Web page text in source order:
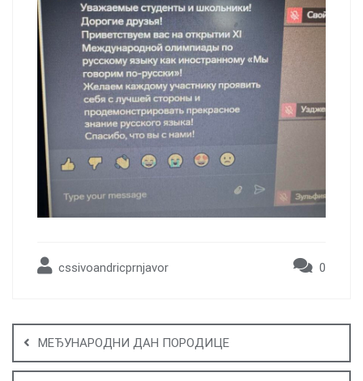
cssivoandricprnjavor 0
navigation
МЕЂУНАРОДНИ ДАН ПОРОДИЦЕ